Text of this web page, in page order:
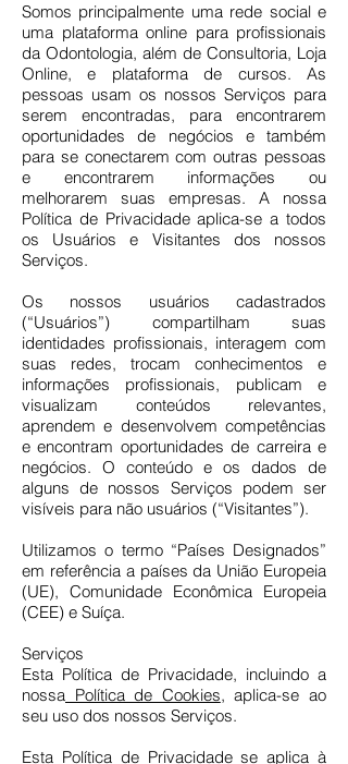
Somos principalmente uma rede social e
uma plataforma online para profissionais
da Odontologia, além de Consultoria, Loja
Online, e plataforma de cursos. As
pessoas usam os nossos Serviços para
serem encontradas, para encontrarem
oportunidades de negócios e também
para se conectarem com outras pessoas
e encontrarem informações ou
melhorarem suas empresas. A nossa
Política de Privacidade aplica-se a todos
os Usuários e Visitantes dos nossos
Serviços.
Os nossos usuários cadastrados
(“Usuários”) compartilham suas
identidades profissionais, interagem com
suas redes, trocam conhecimentos e
informações profissionais, publicam e
visualizam conteúdos relevantes,
aprendem e desenvolvem competências
e encontram oportunidades de carreira e
negócios. O conteúdo e os dados de
alguns de nossos Serviços podem ser
visíveis para não usuários (“Visitantes”).
Utilizamos o termo “Países Designados”
em referência a países da União Europeia
(UE), Comunidade Econômica Europeia
(CEE) e Suíça.
Serviços
Esta Política de Privacidade, incluindo a
nossa Política de Cookies, aplica-se ao
seu uso dos nossos Serviços.
Esta Política de Privacidade se aplica à